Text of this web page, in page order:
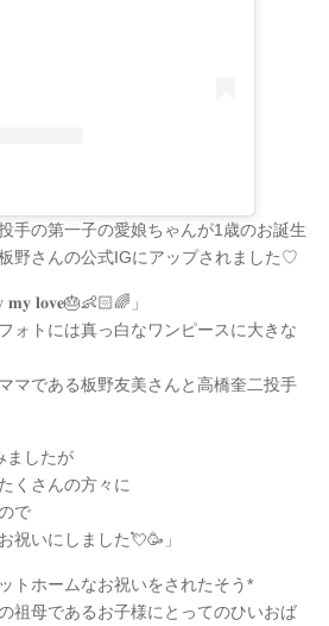
手の第一子の愛娘ちゃんが1歳のお誕生
野さんの公式IGにアップされました♡
𝐦𝐲 𝐥𝐨𝐯𝐞🎂👶🏻🌈」
ォトには真っ白なワンピースに大きな
マである板野友美さんと高橋奎二投手
ましたが
くさんの方々に
で
祝いにしました💘🥳」
トホームなお祝いをされたそう*
祖母であるお子様にとってのひいおば